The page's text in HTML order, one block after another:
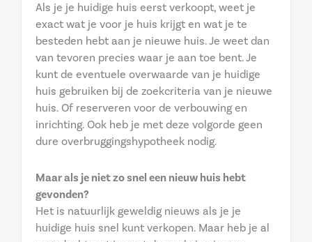
Als je je huidige huis eerst verkoopt, weet je
exact wat je voor je huis krijgt en wat je te
besteden hebt aan je nieuwe huis. Je weet dan
van tevoren precies waar je aan toe bent. Je
kunt de eventuele overwaarde van je huidige
huis gebruiken bij de zoekcriteria van je nieuwe
huis. Of reserveren voor de verbouwing en
inrichting. Ook heb je met deze volgorde geen
dure overbruggingshypotheek nodig.
Maar als je niet zo snel een nieuw huis hebt
gevonden?
Het is natuurlijk geweldig nieuws als je je
huidige huis snel kunt verkopen. Maar heb je al